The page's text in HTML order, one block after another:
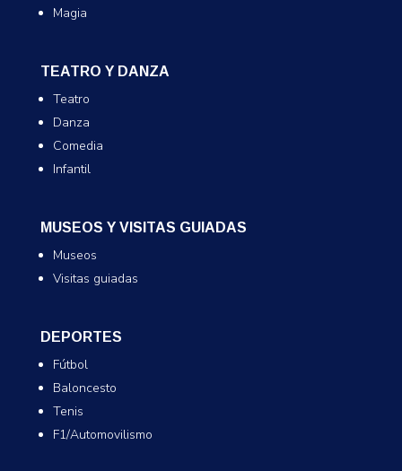
Magia
TEATRO Y DANZA
Teatro
Danza
Comedia
Infantil
MUSEOS Y VISITAS GUIADAS
Museos
Visitas guiadas
DEPORTES
Fútbol
Baloncesto
Tenis
F1/Automovilismo